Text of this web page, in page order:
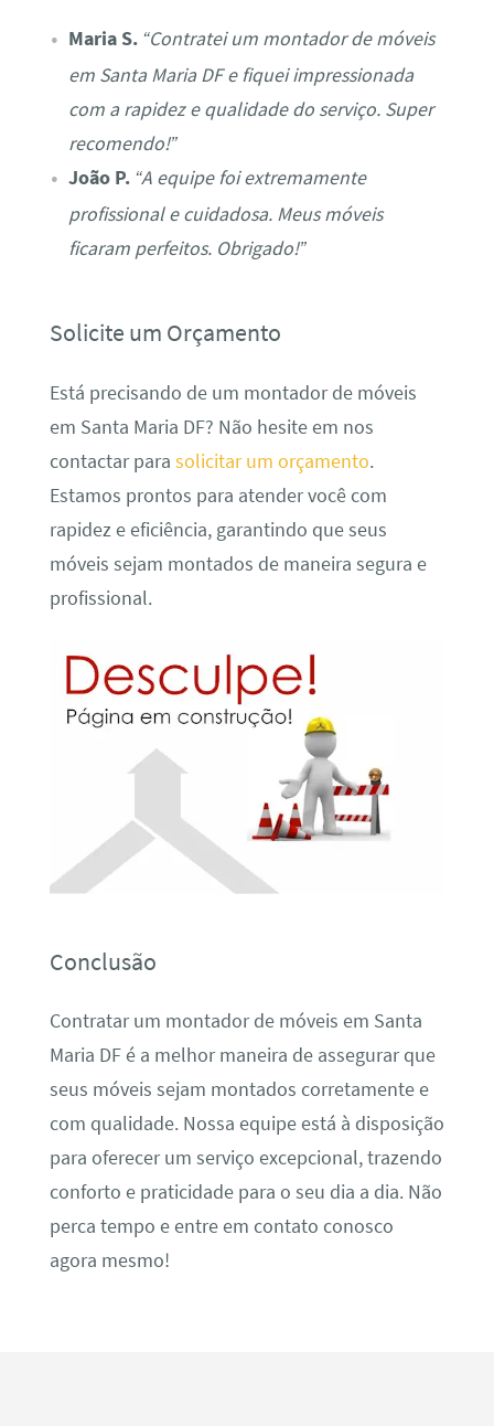
Maria S. “Contratei um montador de móveis
em Santa Maria DF e fiquei impressionada
com a rapidez e qualidade do serviço. Super
recomendo!”
João P. “A equipe foi extremamente
profissional e cuidadosa. Meus móveis
ficaram perfeitos. Obrigado!”
Solicite um Orçamento
Está precisando de um montador de móveis
em Santa Maria DF? Não hesite em nos
contactar para solicitar um orçamento.
Estamos prontos para atender você com
rapidez e eficiência, garantindo que seus
móveis sejam montados de maneira segura e
profissional.
Conclusão
Contratar um montador de móveis em Santa
Maria DF é a melhor maneira de assegurar que
seus móveis sejam montados corretamente e
com qualidade. Nossa equipe está à disposição
para oferecer um serviço excepcional, trazendo
conforto e praticidade para o seu dia a dia. Não
perca tempo e entre em contato conosco
agora mesmo!